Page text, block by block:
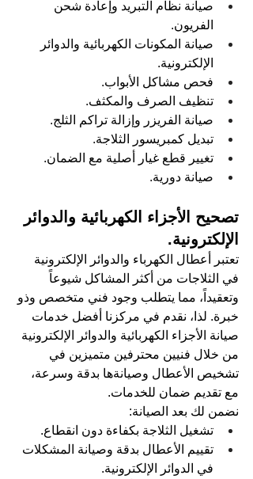
صيانة نظام التبريد وإعادة شحن
الفريون.
صيانة المكونات الكهربائية والدوائر
الإلكترونية.
فحص مشاكل الأبواب.
تنظيف الصرف والمكثف.
صيانة الفريزر وإزالة تراكم الثلج.
تبديل كمبريسور الثلاجة.
تغيير قطع غيار أصلية مع الضمان.
صيانة دورية.
تصحيح الأجزاء الكهربائية والدوائر
الإلكترونية.
تعتبر أعطال الكهرباء والدوائر الإلكترونية
في الثلاجات من أكثر المشاكل شيوعاً
وتعقيداً، مما يتطلب وجود فني متخصص وذو
خبرة. لذا، نقدم في مركزنا أفضل خدمات
صيانة الأجزاء الكهربائية والدوائر الإلكترونية
من خلال فنيين محترفين متميزين في
تشخيص الأعطال وصيانةها بدقة وسرعة،
مع تقديم ضمان للخدمات.
نضمن لك بعد الصيانة:
تشغيل الثلاجة بكفاءة دون انقطاع.
تقييم الأعطال بدقة وصيانة المشكلات
في الدوائر الإلكترونية.